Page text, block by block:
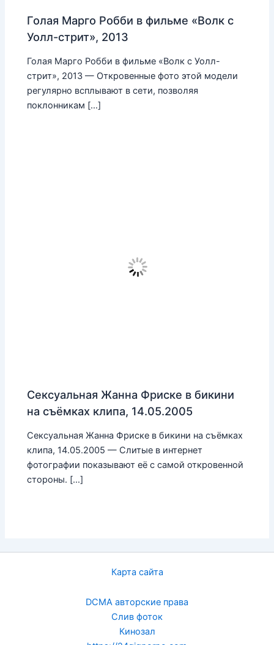
Голая Марго Робби в фильме «Волк с
Уолл-стрит», 2013
Голая Марго Робби в фильме «Волк с Уолл-
стрит», 2013 — Откровенные фото этой модели
регулярно всплывают в сети, позволяя
поклонникам […]
Сексуальная Жанна Фриске в бикини
на съёмках клипа, 14.05.2005
Сексуальная Жанна Фриске в бикини на съёмках
клипа, 14.05.2005 — Слитые в интернет
фотографии показывают её с самой откровенной
стороны. […]
Карта сайта
DCMA авторские права
Слив фоток
Кинозал